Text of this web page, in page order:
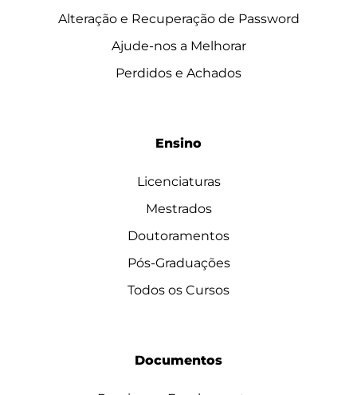
Alteração e Recuperação de Password
Ajude-nos a Melhorar
Perdidos e Achados
Ensino
Licenciaturas
Mestrados
Doutoramentos
Pós-Graduações
Todos os Cursos
Documentos